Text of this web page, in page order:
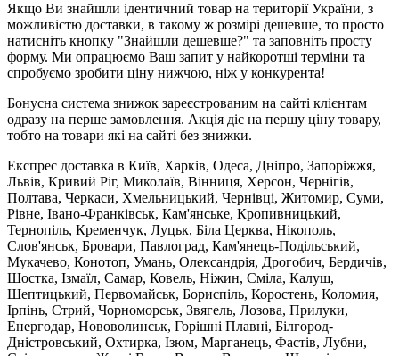
Якщо Ви знайшли ідентичний товар на території України, з
можливістю доставки, в такому ж розмірі дешевше, то просто
натисніть кнопку "Знайшли дешевше?" та заповніть просту
форму. Ми опрацюємо Ваш запит у найкоротші терміни та
спробуємо зробити ціну нижчою, ніж у конкурента!
Бонусна система знижок зареєстрованим на сайті клієнтам
одразу на перше замовлення. Акція діє на першу ціну товару,
тобто на товари які на сайті без знижки.
Експрес доставка в Київ, Харків, Одеса, Дніпро, Запоріжжя,
Львів, Кривий Ріг, Миколаїв, Вінниця, Херсон, Чернігів,
Полтава, Черкаси, Хмельницький, Чернівці, Житомир, Суми,
Рівне, Івано-Франківськ, Кам'янське, Кропивницький,
Тернопіль, Кременчук, Луцьк, Біла Церква, Нікополь,
Слов'янськ, Бровари, Павлоград, Кам'янець-Подільський,
Мукачево, Конотоп, Умань, Олександрія, Дрогобич, Бердичів,
Шостка, Ізмаїл, Самар, Ковель, Ніжин, Сміла, Калуш,
Шептицький, Первомайськ, Бориспіль, Коростень, Коломия,
Ірпінь, Стрий, Чорноморськ, Звягель, Лозова, Прилуки,
Енергодар, Нововолинськ, Горішні Плавні, Білгород-
Дністровський, Охтирка, Ізюм, Марганець, Фастів, Лубни,